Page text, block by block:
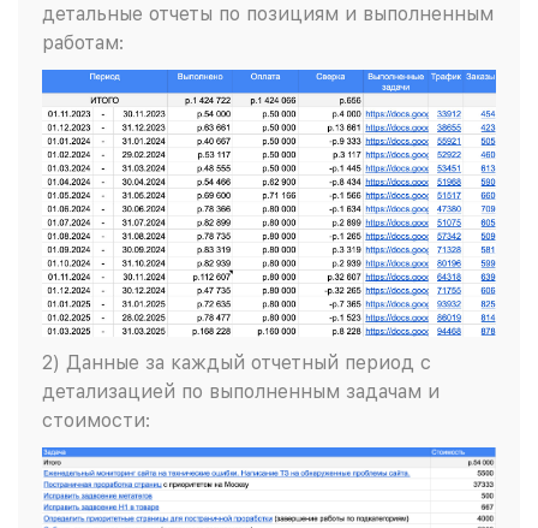
детальные отчеты по позициям и выполненным
работам:
2) Данные за каждый отчетный период с
детализацией по выполненным задачам и
стоимости: